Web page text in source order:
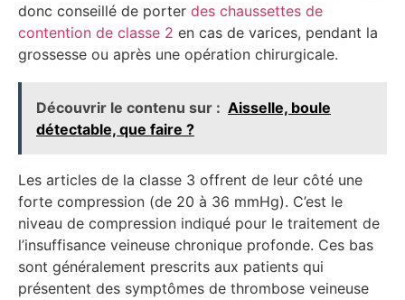
donc conseillé de porter des chaussettes de
contention de classe 2 en cas de varices, pendant la
grossesse ou après une opération chirurgicale.
Découvrir le contenu sur : Aisselle, boule
détectable, que faire ?
Les articles de la classe 3 offrent de leur côté une
forte compression (de 20 à 36 mmHg). C’est le
niveau de compression indiqué pour le traitement de
l’insuffisance veineuse chronique profonde. Ces bas
sont généralement prescrits aux patients qui
présentent des symptômes de thrombose veineuse